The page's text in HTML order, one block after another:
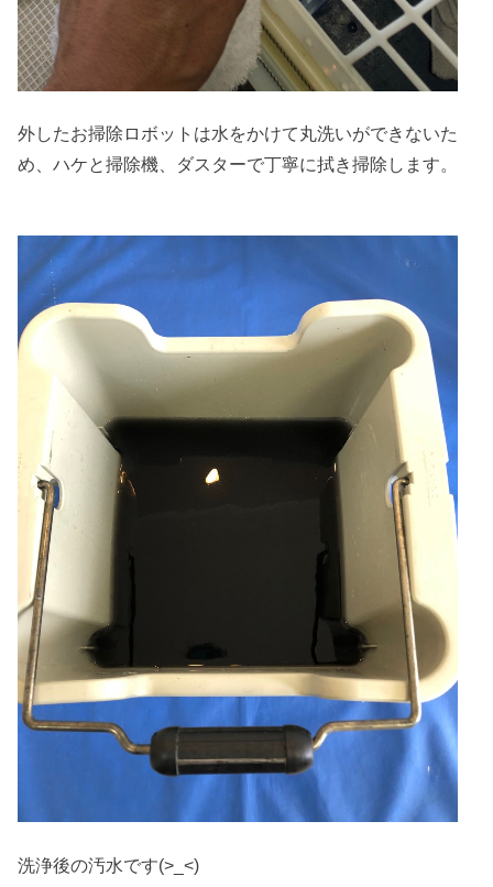
外したお掃除ロボットは水をかけて丸洗いができないた
め、ハケと掃除機、ダスターで丁寧に拭き掃除します。
洗浄後の汚水です(>_<)